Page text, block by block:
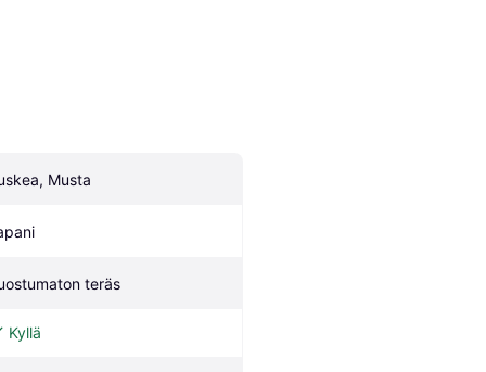
Musta
teräs
Kyllä